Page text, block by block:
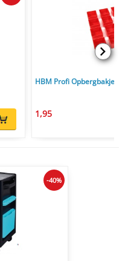
HBM Profi Opbergbakjes
1,95
-40%